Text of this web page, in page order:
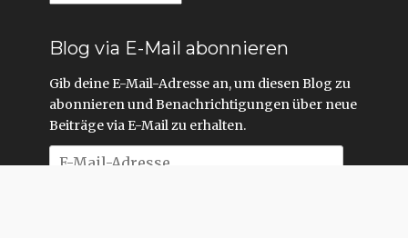
Blog via E-Mail abonnieren
Gib deine E-Mail-Adresse an, um diesen Blog zu
abonnieren und Benachrichtigungen über neue
Beiträge via E-Mail zu erhalten.
E-